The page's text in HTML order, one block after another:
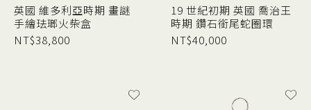
英國 維多利亞時期 畫謎
手繪珐瑯火柴盒
NT$38,800
19 世紀初期 英國 喬治王
時期 鑽石銜尾蛇圈環
NT$40,000